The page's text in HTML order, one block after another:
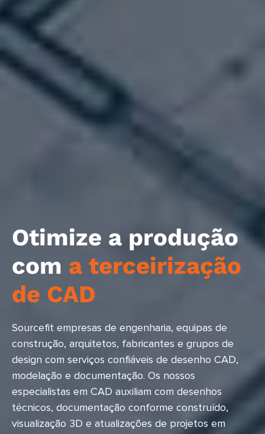
Otimize a produção
com a terceirização
de CAD
Sourcefit empresas de engenharia, equipas de
construção, arquitetos, fabricantes e grupos de
design com serviços confiáveis de desenho CAD,
modelação e documentação. Os nossos
especialistas em CAD auxiliam com desenhos
técnicos, documentação conforme construído,
visualização 3D e atualizações de projetos em